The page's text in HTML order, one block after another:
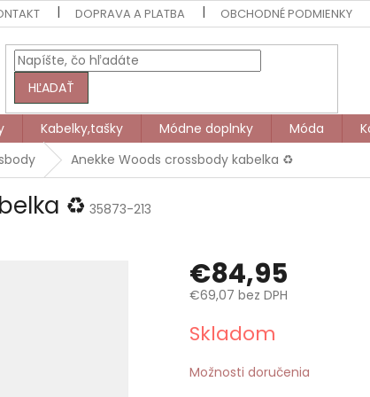
DOPRAVA A PLATBA OBCHODNÉ PODMIENKY
HĽADAŤ
Kabelky,tašky Módne doplnky Móda
Anekke Woods crossbody kabelka ♻️
♻️ 35873-213
€84,95
€69,07 bez DPH
cena:
Skladom
Možnosti doručenia